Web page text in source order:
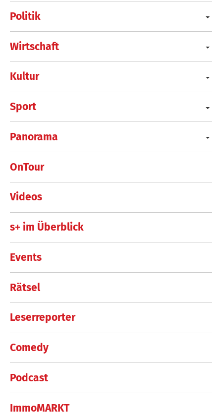
Politik
Wirtschaft
Kultur
Sport
Panorama
OnTour
Videos
s+ im Überblick
Events
Rätsel
Leserreporter
Comedy
Podcast
ImmoMARKT